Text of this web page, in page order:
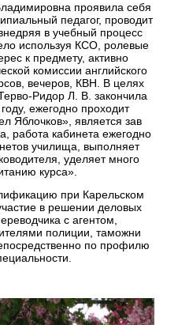
проявила себя
педагог, проводит
в учебный процесс
используя КСО, ролевые
к предмету, активно
комиссии английского
вечеров, КВН. В целях
Ридор Л. В. закончила
ежегодно проходит
Яблочков», является зав
работа кабинета ежегодно
училища, выполняет
уделяет много
курса».
при Карельском
в решении деловых
с агентом,
полиции, таможни
по профилю